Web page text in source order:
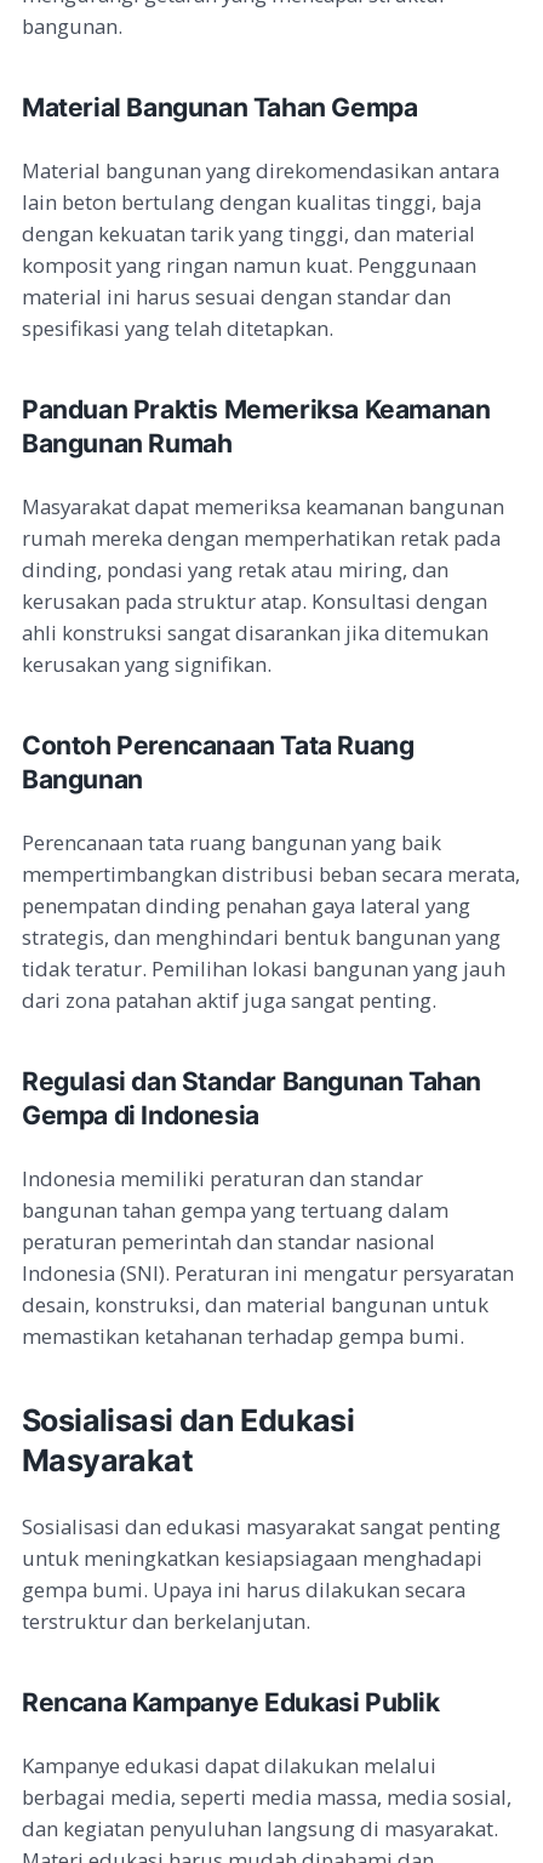
bangunan.
Material Bangunan Tahan Gempa
Material bangunan yang direkomendasikan antara
lain beton bertulang dengan kualitas tinggi, baja
dengan kekuatan tarik yang tinggi, dan material
komposit yang ringan namun kuat. Penggunaan
material ini harus sesuai dengan standar dan
spesifikasi yang telah ditetapkan.
Panduan Praktis Memeriksa Keamanan
Bangunan Rumah
Masyarakat dapat memeriksa keamanan bangunan
rumah mereka dengan memperhatikan retak pada
dinding, pondasi yang retak atau miring, dan
kerusakan pada struktur atap. Konsultasi dengan
ahli konstruksi sangat disarankan jika ditemukan
kerusakan yang signifikan.
Contoh Perencanaan Tata Ruang
Bangunan
Perencanaan tata ruang bangunan yang baik
mempertimbangkan distribusi beban secara merata,
penempatan dinding penahan gaya lateral yang
strategis, dan menghindari bentuk bangunan yang
tidak teratur. Pemilihan lokasi bangunan yang jauh
dari zona patahan aktif juga sangat penting.
Regulasi dan Standar Bangunan Tahan
Gempa di Indonesia
Indonesia memiliki peraturan dan standar
bangunan tahan gempa yang tertuang dalam
peraturan pemerintah dan standar nasional
Indonesia (SNI). Peraturan ini mengatur persyaratan
desain, konstruksi, dan material bangunan untuk
memastikan ketahanan terhadap gempa bumi.
Sosialisasi dan Edukasi
Masyarakat
Sosialisasi dan edukasi masyarakat sangat penting
untuk meningkatkan kesiapsiagaan menghadapi
gempa bumi. Upaya ini harus dilakukan secara
terstruktur dan berkelanjutan.
Rencana Kampanye Edukasi Publik
Kampanye edukasi dapat dilakukan melalui
berbagai media, seperti media massa, media sosial,
dan kegiatan penyuluhan langsung di masyarakat.